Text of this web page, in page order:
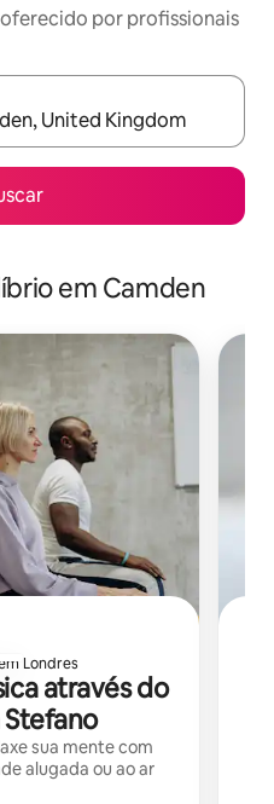
por profissionais
disponíveis, explore-os
em Camden
Londres
através do
sua mente com
alugada ou ao ar